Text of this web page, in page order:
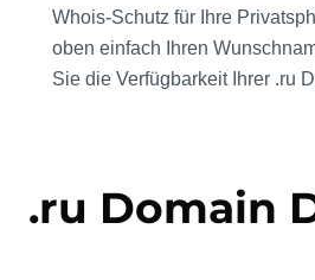
Whois-Schutz für Ihre
oben einfach Ihren
Sie die Verfügbarkeit Ihrer .ru
.ru Domain